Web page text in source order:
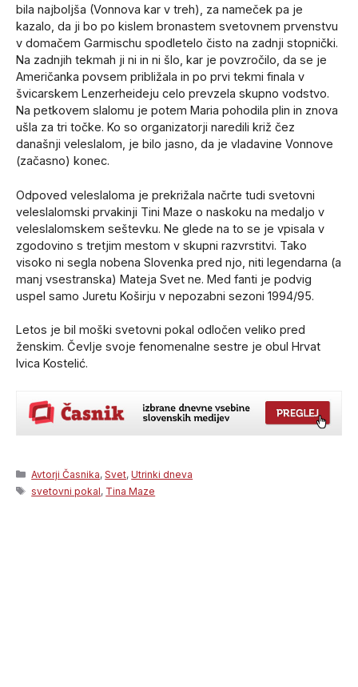
bila najboljša (Vonnova kar v treh), za nameček pa je
kazalo, da ji bo po kislem bronastem svetovnem prvenstvu
v domačem Garmischu spodletelo čisto na zadnji stopnički.
Na zadnjih tekmah ji ni in ni šlo, kar je povzročilo, da se je
Američanka povsem približala in po prvi tekmi finala v
švicarskem Lenzerheideju celo prevzela skupno vodstvo.
Na petkovem slalomu je potem Maria pohodila plin in znova
ušla za tri točke. Ko so organizatorji naredili križ čez
današnji veleslalom, je bilo jasno, da je vladavine Vonnove
(začasno) konec.
Odpoved veleslaloma je prekrižala načrte tudi svetovni
veleslalomski prvakinji Tini Maze o naskoku na medaljo v
veleslalomskem seštevku. Ne glede na to se je vpisala v
zgodovino s tretjim mestom v skupni razvrstitvi. Tako
visoko ni segla nobena Slovenka pred njo, niti legendarna (a
manj vsestranska) Mateja Svet ne. Med fanti je podvig
uspel samo Juretu Koširju v nepozabni sezoni 1994/95.
Letos je bil moški svetovni pokal odločen veliko pred
ženskim. Čevlje svoje fenomenalne sestre je obul Hrvat
Ivica Kostelić.
Categories
Avtorji Časnika,Svet,Utrinki dneva
Tags
svetovni pokal, Tina Maze